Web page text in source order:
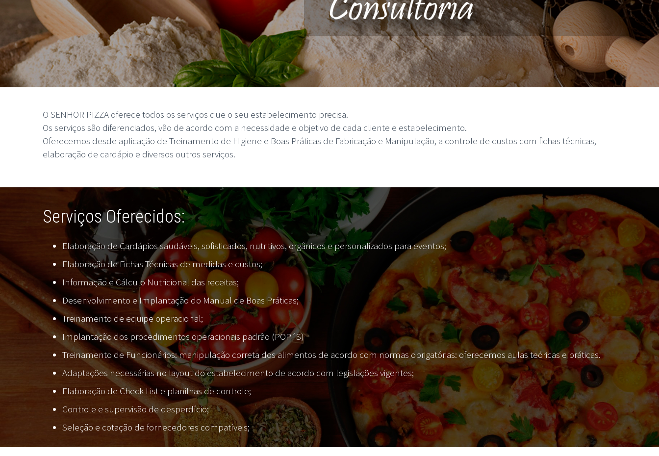
O SENHOR PIZZA oferece todos os serviços que o seu estabelecimento precisa.
Os serviços são diferenciados, vão de acordo com a necessidade e objetivo de cada cliente e estabelecimento.
Oferecemos desde aplicação de Treinamento de Higiene e Boas Práticas de Fabricação e Manipulação, a controle de custos com fichas técnicas,
elaboração de cardápio e diversos outros serviços.
Serviços Oferecidos:
Elaboração de Cardápios saudáveis, sofisticados, nutritivos, orgânicos e personalizados para eventos;
Elaboração de Fichas Técnicas de medidas e custos;
Informação e Cálculo Nutricional das receitas;
Desenvolvimento e Implantação do Manual de Boas Práticas;
Treinamento de equipe operacional;
Implantação dos procedimentos operacionais padrão (POP´S)
Treinamento de Funcionários: manipulação correta dos alimentos de acordo com normas obrigatórias: oferecemos aulas teóricas e práticas.
Adaptações necessárias no layout do estabelecimento de acordo com legislações vigentes;
Elaboração de Check List e planilhas de controle;
Controle e supervisão de desperdício;
Seleção e cotação de fornecedores compatíveis;